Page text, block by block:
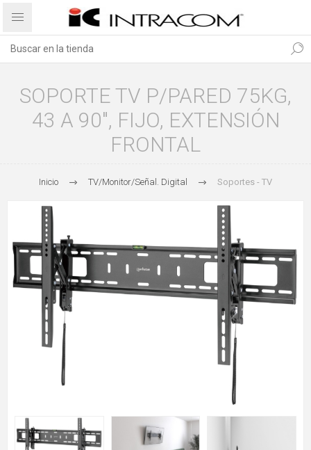
SOPORTE TV P/PARED 75KG,
43 A 90", FIJO, EXTENSIÓN
FRONTAL
Inicio TV/Monitor/Señal. Digital Soportes - TV